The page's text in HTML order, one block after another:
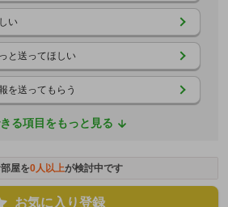
い
と送ってほしい
を送ってもらう
る項目をもっと見る
屋を0人以上が検討中です
お気に入り登録